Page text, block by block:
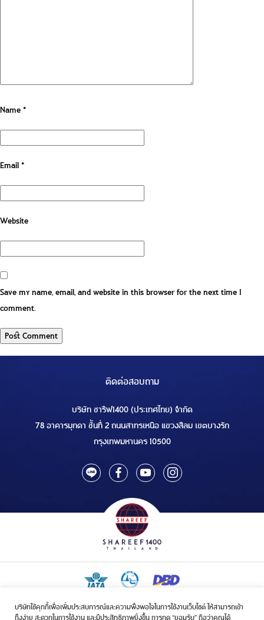
บริษัทใช้คุกกี้เพื่อเพิ่มประสบการณ์และความพึงพอใจในการใช้งานเว็บไซต์ ให้สามารถเข้า
ถึงง่าย สะดวกในการใช้งาน และมีประสิทธิภาพยิ่งขึ้น การกด “ยอมรับ” ถือว่าคุณได้
Name*
Email*
Website
Save my name, email, and website in this browser for the next time I
comment.
ติดต่อสอบถาม
บริษัท ชารีฟ1400 (ประเทศไทย) จำกัด
78 อาคารมุกดา ชั้นที่ 2 ถนนสาทรเหนือ แขวงสีลม เขตบางรัก
กรุงเทพมหานคร 10500
ใบอนุญาตเป็นผู้ประกอบกิจการรับจัดบริการขนส่งในกิจการฮัจย์เลขที่ 1/2568